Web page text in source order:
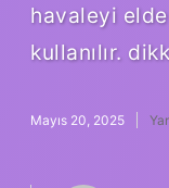
havaleyi
kullanılır.
Mayıs 20, 2025